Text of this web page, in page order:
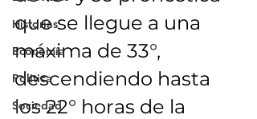
Historias
Economía
Politica
Sociedad
que se llegue a una
máxima de 33°,
descendiendo hasta
los 22° horas de la